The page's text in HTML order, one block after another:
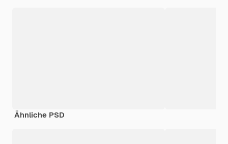
Ähnliche PSD